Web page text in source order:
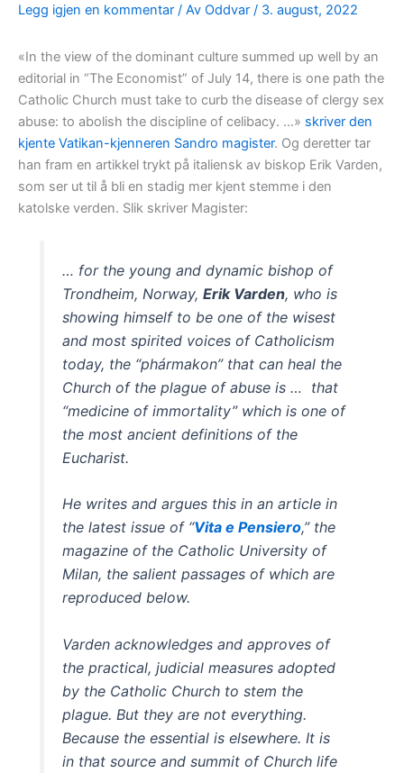
Legg igjen en kommentar / Av Oddvar / 3. august, 2022
«In the view of the dominant culture summed up well by an
editorial in “The Economist” of July 14, there is one path the
Catholic Church must take to curb the disease of clergy sex
abuse: to abolish the discipline of celibacy. …» skriver den
kjente Vatikan-kjenneren Sandro magister. Og deretter tar
han fram en artikkel trykt på italiensk av biskop Erik Varden,
som ser ut til å bli en stadig mer kjent stemme i den
katolske verden. Slik skriver Magister:
… for the young and dynamic bishop of
Trondheim, Norway,Erik Varden, who is
showing himself to be one of the wisest
and most spirited voices of Catholicism
today, the “phármakon” that can heal the
Church of the plague of abuse is … that
“medicine of immortality” which is one of
the most ancient definitions of the
Eucharist.
He writes and argues this in an article in
the latest issue of “Vita e Pensiero,” the
magazine of the Catholic University of
Milan, the salient passages of which are
reproduced below.
Varden acknowledges and approves of
the practical, judicial measures adopted
by the Catholic Church to stem the
plague. But they are not everything.
Because the essential is elsewhere. It is
in that source and summit of Church life